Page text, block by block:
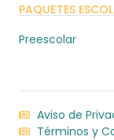
PAQUETES
Preescolar
Aviso de
Términos y